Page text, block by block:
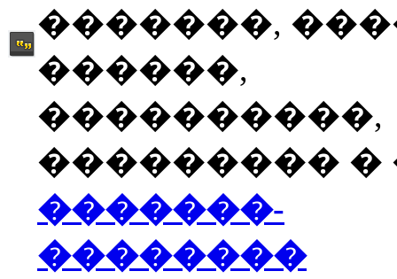
�������,
������,
����������,
��������� �
�������-
��������